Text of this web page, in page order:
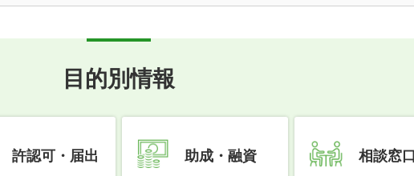
目的別情報
許認可・届出 助成・融資 相談窓